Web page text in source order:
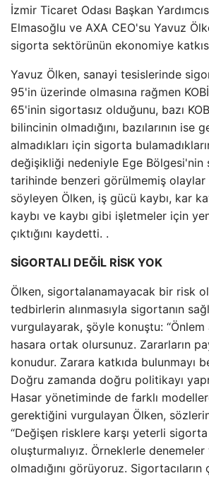
İzmir Ticaret Odası Başkan
Elmasoğlu ve AXA CEO'su Yavuz
sigorta sektörünün ekonomiye
Yavuz Ölken, sanayi tesislerinde
95'in üzerinde olmasına rağmen
65'inin sigortasız olduğunu, bazı
bilincinin olmadığını, bazılarının ise
almadıkları için sigorta
değişikliği nedeniyle Ege Bölgesi'nin
tarihinde benzeri görülmemiş olaylar
söyleyen Ölken, iş gücü kaybı, kar
kaybı ve kaybı gibi işletmeler için
çıktığını kaydetti. .
SİGORTALI DEĞİL RİSK YOK
Ölken, sigortalanamayacak bir risk
tedbirlerin alınmasıyla sigortanın
vurgulayarak, şöyle konuştu: “Önlem
hasara ortak olursunuz. Zararların
konudur. Zarara katkıda bulunmayı
Doğru zamanda doğru politikayı
Hasar yönetiminde de farklı
gerektiğini vurgulayan Ölken,
“Değişen risklere karşı yeterli
oluşturmalıyız. Örneklerle
olmadığını görüyoruz.